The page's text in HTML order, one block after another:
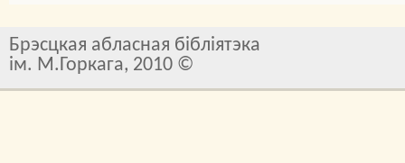
Брэсцкая абласная бібліятэка
ім. М.Горкага, 2010 ©